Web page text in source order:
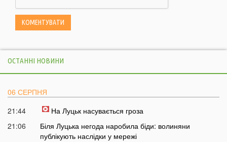
ОСТАННІ НОВИНИ
06 СЕРПНЯ
21:44
На Луцьк насувається гроза
21:06
Біля Луцька негода наробила біди: волиняни
публікують наслідки у мережі